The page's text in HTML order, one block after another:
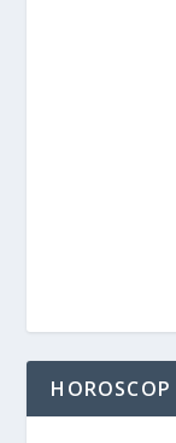
HOROSCOP